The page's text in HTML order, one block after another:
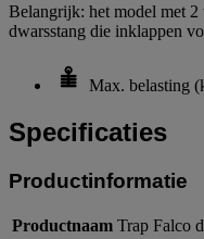
Belangrijk: het model met 2
dwarsstang die inklappen
Max. belasting
Specificaties
Productinformatie
Productnaam Trap Falco